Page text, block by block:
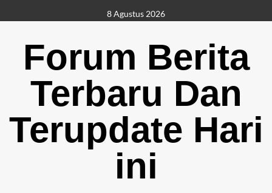
to
8 Agustus 2026
Forum Berita
Terbaru Dan
Terupdate Hari
ini